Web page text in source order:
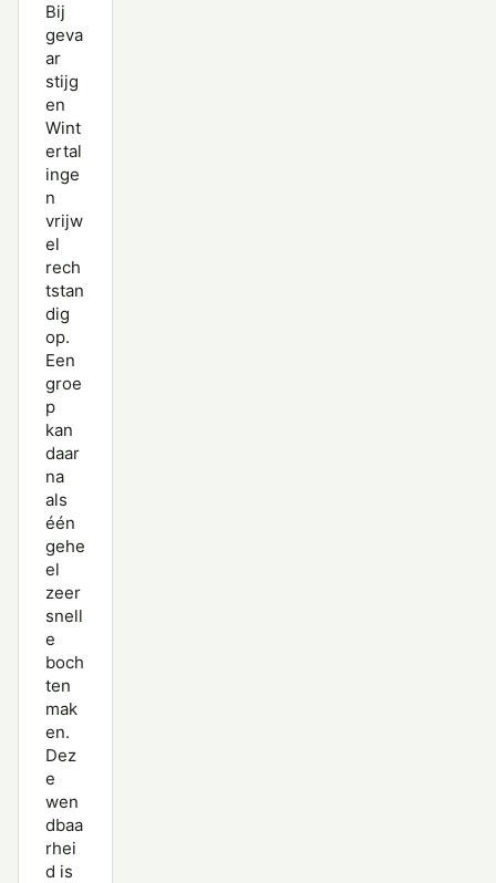
Bij
geva
ar
stijg
en
Wint
ertal
inge
n
vrijw
el
rech
tstan
dig
op.
Een
groe
p
kan
daar
na
als
één
gehe
el
zeer
snell
e
boch
ten
mak
en.
Dez
e
wen
dbaa
rhei
d is